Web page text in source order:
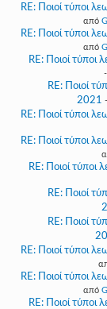
RE: Ποιοί τύποι
από
RE: Ποιοί τύποι
από
RE: Ποιοί
RE: Ποιοί
2021
RE: Ποιοί τύποι
RE: Ποιοί τύποι
RE: Ποιοί
RE: Ποιοί
RE: Ποιοί
RE: Ποιοί τύποι
RE: Ποιοί τύποι
από
RE: Ποιοί